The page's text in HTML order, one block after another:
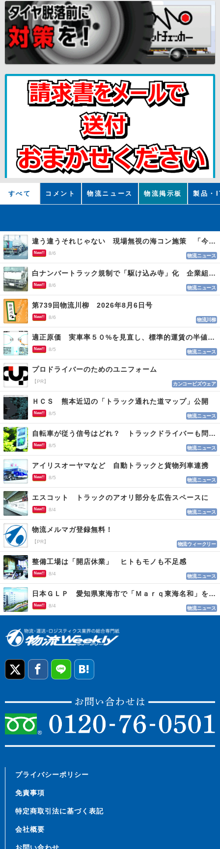
すべて コメント 物流ニュース 物流掲示板 製品・
違う違うそれじゃない 現場無視の海コン施策 「今でも平均２～３時間は待つ」
New!! 8/6 物流ニュース
白ナンバートラック規制で「駆け込み寺」化 企業組合が入会基準を見直しへ
New!! 8/6 物流ニュース
第739回物流川柳 2026年8月6日号
New!! 8/6 物流川柳
適正原価 実車率５０%を見直し、標準的運賃の半値の恐れも
New!! 8/5 物流ニュース
プロドライバーのためのユニフォーム
【PR】 カンコービズウェア
ＨＣＳ 熊本近辺の「トラック通れた道マップ」公開
New!! 8/5 物流ニュース
自転車が従う信号はどれ？ トラックドライバーも問われる認識
New!! 8/5 物流ニュース
アイリスオーヤマなど 自動トラックと貨物列車連携
New!! 8/5 物流ニュース
エスコット トラックのアオリ部分を広告スペースに
New!! 8/4 物流ニュース
物流メルマガ登録無料！
【PR】 物流ウィークリー
整備工場は「開店休業」 ヒトもモノも不足感
New!! 8/4 物流ニュース
日本ＧＬＰ 愛知県東海市で「Ｍａｒｑ東海名和」を開発
New!! 8/4 物流ニュース
プライバシーポリシー
免責事項
特定商取引法に基づく表記
会社概要